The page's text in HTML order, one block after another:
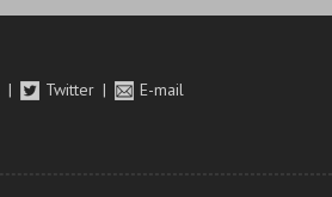
Twitter E-mail